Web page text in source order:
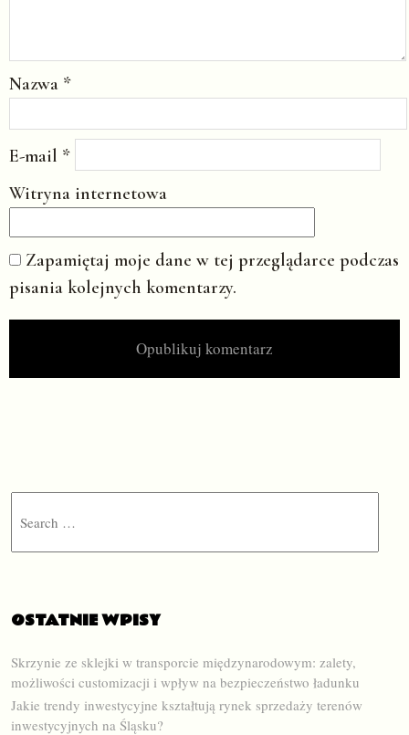
Nazwa *
E-mail *
Witryna internetowa
Zapamiętaj moje dane w tej przeglądarce podczas
pisania kolejnych komentarzy.
OSTATNIE WPISY
Skrzynie ze sklejki w transporcie międzynarodowym: zalety,
możliwości customizacji i wpływ na bezpieczeństwo ładunku
Jakie trendy inwestycyjne kształtują rynek sprzedaży terenów
inwestycyjnych na Śląsku?